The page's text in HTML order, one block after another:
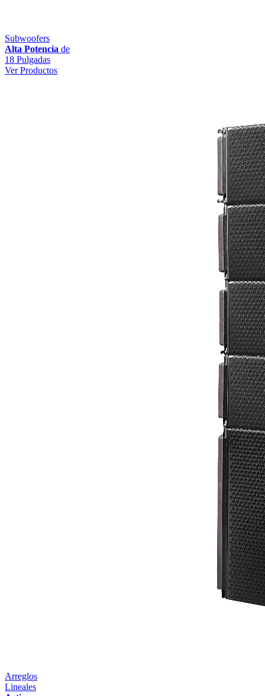
Subwoofers
Alta Potencia de
18 Pulgadas
Ver Productos
Arreglos
Lineales